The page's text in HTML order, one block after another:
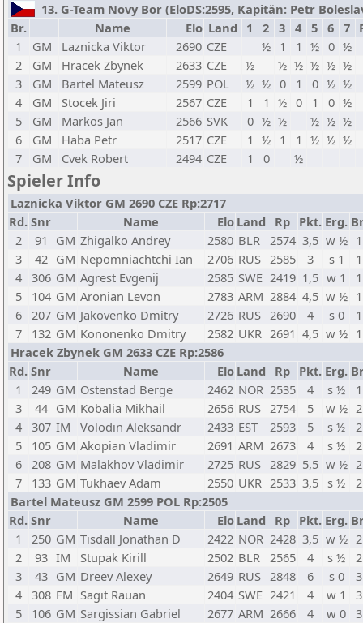
13. G-Team Novy Bor (EloDS:2595, Kapitän: Petr
Br.
Name Elo Land 1 2 3 4 5 6 7
1
GM Laznicka Viktor 2690 CZE ½ 1 1 ½ 0 ½
2
GM Hracek Zbynek 2633 CZE ½ ½ ½ ½ ½ ½
3
GM Bartel Mateusz 2599 POL ½ ½ 0 1 0 ½ ½
4
GM Stocek Jiri 2567 CZE 1 1 ½ 0 1 0 ½
5
GM Markos Jan 2566 SVK 0 ½ ½ ½ ½ ½
6
GM Haba Petr 2517 CZE 1 ½ 1 1 ½ ½ ½
7
GM Cvek Robert 2494 CZE 1 0 ½
Spieler Info
Laznicka Viktor GM 2690 CZE Rp:2717
Rd. Snr Name Elo Land Rp Pkt. Erg.
2
91 GM Zhigalko Andrey 2580 BLR 2574 3,5 w ½ 1
3
42 GM Nepomniachtchi Ian 2706 RUS 2585 3 s 1
1
4 306 GM Agrest Evgenij 2585 SWE 2419 1,5 w 1
1
5
104 GM Aronian Levon 2783 ARM 2884 4,5 w ½ 1
6 207 GM Jakovenko Dmitry 2726 RUS 2690 4 s 0
1
7
132 GM Kononenko Dmitry 2582 UKR 2691 4,5 w ½ 1
Hracek Zbynek GM 2633 CZE Rp:2586
Rd. Snr Name Elo Land Rp Pkt. Erg.
1
249 GM Ostenstad Berge 2462 NOR 2535 4 s ½
1
3
44 GM Kobalia Mikhail 2656 RUS 2754 5 w ½ 2
4 307 IM Volodin Aleksandr 2433 EST 2593 5 s ½
2
5
105 GM Akopian Vladimir 2691 ARM 2673 4 s ½
2
6 208 GM Malakhov Vladimir 2725 RUS 2829 5,5 w ½ 2
7
133 GM Tukhaev Adam 2550 UKR 2533 3,5 s ½
2
Bartel Mateusz GM 2599 POL Rp:2505
Rd. Snr Name Elo Land Rp Pkt. Erg.
1
250 GM Tisdall Jonathan D 2422 NOR 2428 3,5 w ½ 2
2
93 IM Stupak Kirill 2502 BLR 2565 4 s ½
2
3
43 GM Dreev Alexey 2649 RUS 2848 6 s 0
3
4 308 FM Sagit Rauan 2404 SWE 2421 4 w 1
3
5
106 GM Sargissian Gabriel 2677 ARM 2666 4 w 0
3